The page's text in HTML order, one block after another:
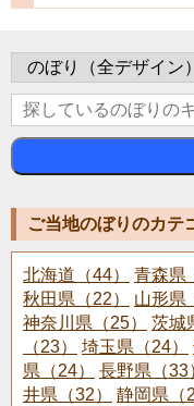
ご当地のぼりのカテ
北海道（44） 青森県
秋田県（22）
山形県
神奈川県（25）
茨城
（23）
埼玉県（24）
県（24）
長野県（33
井県（32）
静岡県（